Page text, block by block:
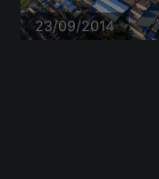
23/09/2014